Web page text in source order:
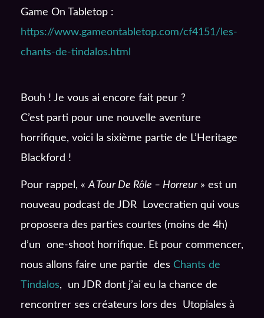
Game On Tabletop :
https://www.gameontabletop.com/cf4151/les-
chants-de-tindalos.html
Bouh ! Je vous ai encore fait peur ?
C’est parti pour une nouvelle aventure
horrifique, voici la sixième partie de L’Heritage
Blackford !
Pour rappel, «A Tour De Rôle – Horreur» est un
nouveau podcast de JDR Lovecratien qui vous
proposera des parties courtes (moins de 4h)
d’un one-shoot horrifique. Et pour commencer,
nous allons faire une partie des Chants de
Tindalos, un JDR dont j’ai eu la chance de
rencontrer ses créateurs lors des Utopiales à